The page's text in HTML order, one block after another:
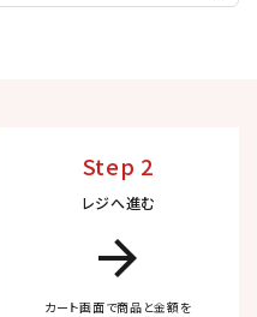
Step 2
レジへ進む
arrow_forward
カート画面で商品と金額を